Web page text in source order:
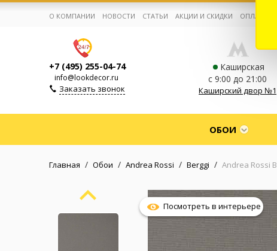
Корзина:0
Избранное:0 товаров
Каталог
О КОМПАНИИ НОВОСТИ СТАТЬИ АКЦИИ И СКИДКИ ОПЛАТА И
+7 (495) 255-04-74
info@lookdecor.ru
Заказать звонок
Каширская
с 9:00 до 21:00
Каширский двор №1
ОБОИ
Главная / Обои / Andrea Rossi / Berggi / Andrea Rossi
Посмотреть в интерьере